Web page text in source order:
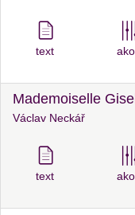
text
Mademoiselle
Václav Neckář
text